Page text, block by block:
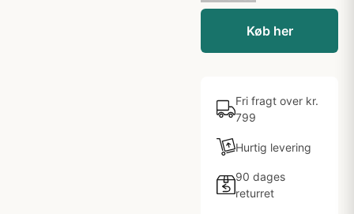
Køb her
Fri fragt over kr.
799
Hurtig levering
90 dages
returret